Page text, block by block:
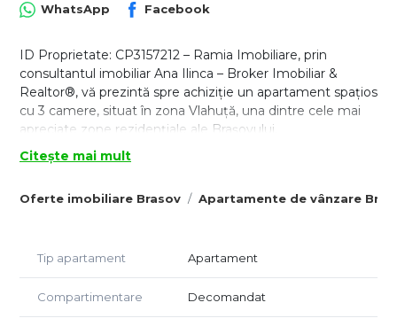
Oferte imobiliare Brasov Apartamente de vânzare
WhatsApp Facebook
ID Proprietate: CP3157212 – Ramia Imobiliare, prin
consultantul imobiliar Ana Ilinca – Broker Imobiliar &
Realtor®, vă prezintă spre achiziție un apartament spațios
cu 3 camere, situat în zona Vlahuță, una dintre cele mai
apreciate zone rezidențiale ale Brașovului.
Zona Vlahuță oferă acces rapid către Centrul Civic, Gara
Brașov, AFI Mall, școli, grădinițe, supermarketuri, farmacii,
interes, fiind o alegere excelentă atât pentru locuire
Apartamentul este decomandat, dispune de o suprafață
generoasă de aproximativ 78 mp și este amplasat într-un
bloc bine întreținut, beneficiind de multiple spații de
Citește mai mult
Tip apartament Apartament
Compartimentare Decomandat